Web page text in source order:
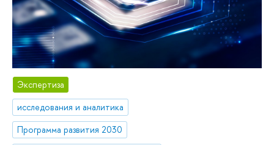
Экспертиза
исследования и аналитика
Программа развития 2030